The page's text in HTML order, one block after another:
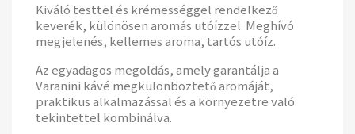
Kiváló testtel és krémességgel rendelkező
keverék, különösen aromás utóízzel. Meghívó
megjelenés, kellemes aroma, tartós utóíz.
Az egyadagos megoldás, amely garantálja a
Varanini kávé megkülönböztető aromáját,
praktikus alkalmazással és a környezetre való
tekintettel kombinálva.